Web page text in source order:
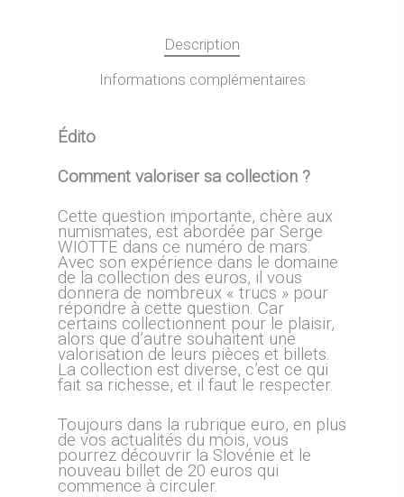
Description
Informations complémentaires
Édito
Comment valoriser sa collection ?
Cette question importante, chère aux
numismates, est abordée par Serge
WIOTTE dans ce numéro de mars.
Avec son expérience dans le domaine
de la collection des euros, il vous
donnera de nombreux « trucs » pour
répondre à cette question. Car
certains collectionnent pour le plaisir,
alors que d’autre souhaitent une
valorisation de leurs pièces et billets.
La collection est diverse, c’est ce qui
fait sa richesse, et il faut le respecter.
Toujours dans la rubrique euro, en plus
de vos actualités du mois, vous
pourrez découvrir la Slovénie et le
nouveau billet de 20 euros qui
commence à circuler.